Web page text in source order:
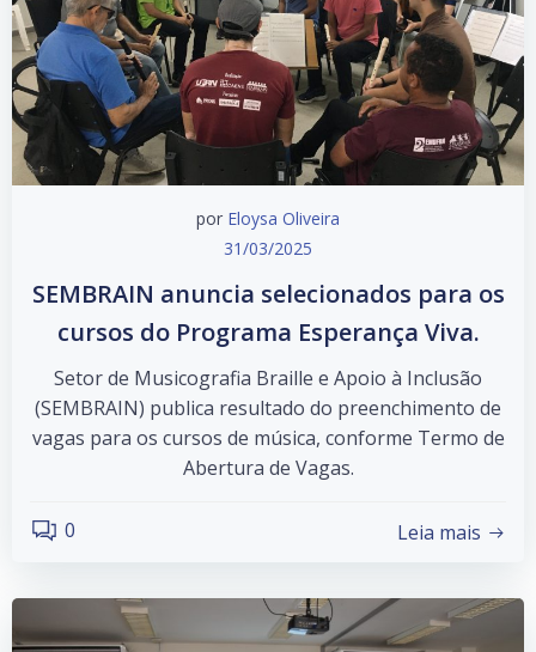
por Eloysa Oliveira
31/03/2025
SEMBRAIN anuncia selecionados para os
cursos do Programa Esperança Viva.
Setor de Musicografia Braille e Apoio à Inclusão
(SEMBRAIN) publica resultado do preenchimento de
vagas para os cursos de música, conforme Termo de
Abertura de Vagas.
0 Leia mais